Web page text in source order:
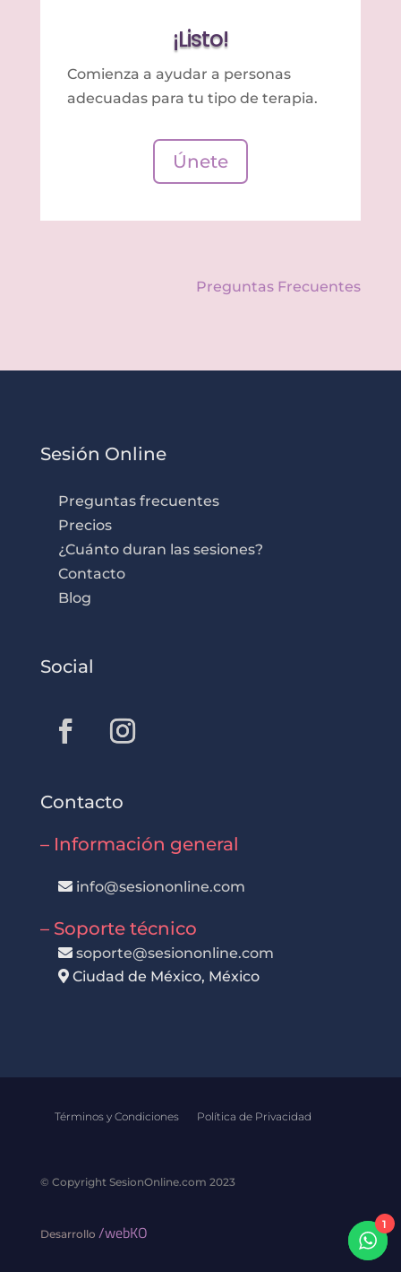
¡Listo!
Comienza a ayudar a personas
adecuadas para tu tipo de terapia.
Únete
Preguntas Frecuentes
Sesión Online
Preguntas frecuentes
Precios
¿Cuánto duran las sesiones?
Contacto
Blog
Social
Contacto
– Información general
info@sesiononline.com
– Soporte técnico
soporte@sesiononline.com
Ciudad de México, México
Términos y Condiciones Política de Privacidad
© Copyright SesionOnline.com 2023
Desarrollo /webKO 1